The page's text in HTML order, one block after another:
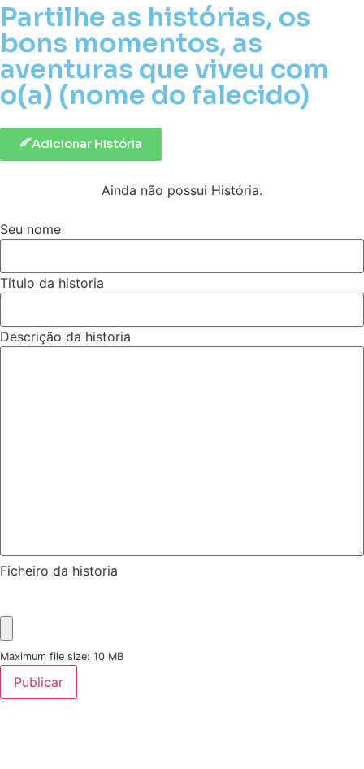
Partilhe as histórias, os
bons momentos, as
aventuras que viveu com
o(a) (nome do falecido)
Adicionar História
Ainda não possui História.
Seu nome
Titulo da historia
Descrição da historia
Ficheiro da historia
Maximum file size: 10 MB
Publicar